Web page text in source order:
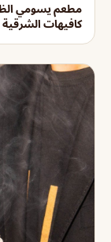
مطعم يسومي
كافيهات الشرقية